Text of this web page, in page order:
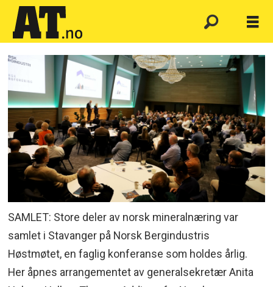
SAMLET: Store deler av norsk mineralnæring var
samlet i Stavanger på Norsk Bergindustris
Høstmøtet, en faglig konferanse som holdes årlig.
Her åpnes arrangementet av generalsekretær Anita